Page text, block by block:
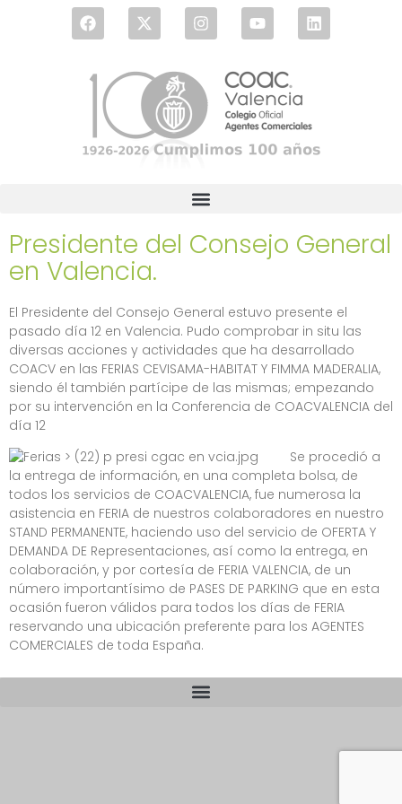
Presidente del Consejo General
en Valencia.
El Presidente del Consejo General estuvo presente el
pasado día 12 en Valencia. Pudo comprobar in situ las
diversas acciones y actividades que ha desarrollado
COACV en las FERIAS CEVISAMA-HABITAT Y FIMMA MADERALIA,
siendo él también partícipe de las mismas; empezando
por su intervención en la Conferencia de COACVALENCIA del
día 12
Se procedió a
la entrega de información, en una completa bolsa, de
todos los servicios de COACVALENCIA, fue numerosa la
asistencia en FERIA de nuestros colaboradores en nuestro
STAND PERMANENTE, haciendo uso del servicio de OFERTA Y
DEMANDA DE Representaciones, así como la entrega, en
colaboración, y por cortesía de FERIA VALENCIA, de un
número importantísimo de PASES DE PARKING que en esta
ocasión fueron válidos para todos los días de FERIA
reservando una ubicación preferente para los AGENTES
COMERCIALES de toda España.